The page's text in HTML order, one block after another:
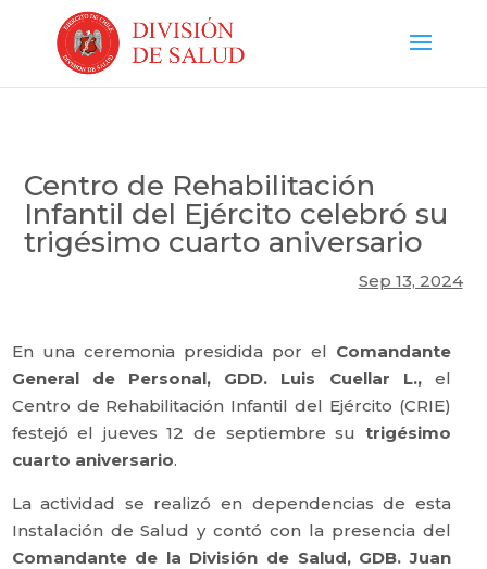
Centro de Rehabilitación
Infantil del Ejército celebró su
trigésimo cuarto aniversario
Sep 13, 2024
En una ceremonia presidida por el Comandante
General de Personal, GDD. Luis Cuellar L.,el
Centro de Rehabilitación Infantil del Ejército (CRIE)
festejó el jueves 12 de septiembre su trigésimo
cuarto aniversario.
La actividad se realizó en dependencias de esta
Instalación de Salud y contó con la presencia del
Comandante de la División de Salud, GDB. Juan